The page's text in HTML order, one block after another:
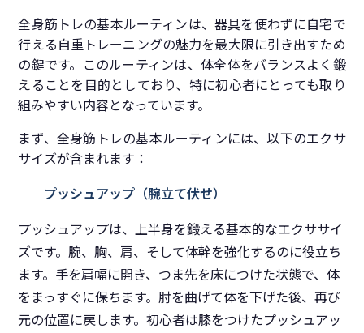
全身筋トレの基本ルーティンは、器具を使わずに自宅で
行える自重トレーニングの魅力を最大限に引き出すため
の鍵です。このルーティンは、体全体をバランスよく鍛
えることを目的としており、特に初心者にとっても取り
組みやすい内容となっています。
まず、全身筋トレの基本ルーティンには、以下のエクサ
サイズが含まれます：
プッシュアップ（腕立て伏せ）
プッシュアップは、上半身を鍛える基本的なエクササイ
ズです。腕、胸、肩、そして体幹を強化するのに役立ち
ます。手を肩幅に開き、つま先を床につけた状態で、体
をまっすぐに保ちます。肘を曲げて体を下げた後、再び
元の位置に戻します。初心者は膝をつけたプッシュアッ